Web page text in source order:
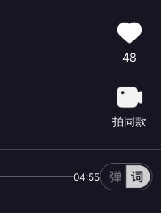
48
拍同款
04:55